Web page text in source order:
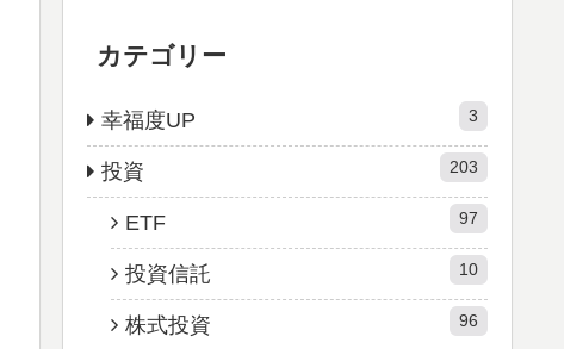
カテゴリー
幸福度UP 3
投資 203
ETF 97
投資信託 10
株式投資 96